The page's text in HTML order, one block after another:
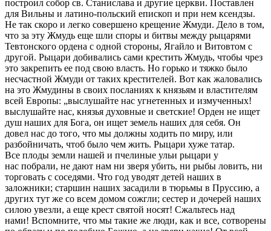
построил собор св. Станислава и другие церкви. Поставлен
для Вильны и латино-польский епископ и при нем ксендзы.
Не так скоро и легко совершено крещение Жмуди. Дело в том,
что за эту Жмудь еще шли споры и битвы между рыцарями
Тевтонского ордена с одной стороны, Ягайло и Витовтом с
другой. Рыцари добивались сами крестить Жмудь, чтобы чрез
это закрепить ее под свою власть. Но горько и тяжко было
несчастной Жмуди от таких крестителей. Вот как жаловались
на это Жмудины в своих посланиях к князьям и властителям
всей Европы: „выслушайте нас угнетенных и измученных!
выслушайте нас, князья духовные и светские! Орден не ищет
душ наших для Бога, он ищет земель наших для себя. Он
довел нас до того, что мы должны ходить по миру, или
разбойничать, чтоб было чем жить. Рыцари хуже татар.
Все плоды земли нашей и пчелиные ульи рыцари у
нас побрали, не дают нам ни зверя убить, ни рыбы ловить, ни
торговать с соседями. Что год уводят детей наших в
заложники; старшин наших засадили в тюрьмы в Пруссию, а
других тут же со всем домом сожгли; сестер и дочерей наших
силою увезли, а еще крест святой носят! Сжальтесь над
нами! Вспомните, что мы такие же люди, как и все, сотворены